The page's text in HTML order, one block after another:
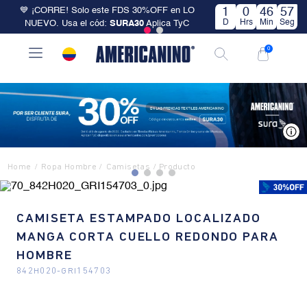
💙 ¡CORRE! Solo este FDS 30%OFF en LO
NUEVO. Usa el cód: SURA30 Aplica TyC
1
D
0
Hrs
46
Min
57
Seg
0
Ropa Hombre Camisetas
CAMISETA ESTAMPADO LOCALIZADO
MANGA CORTA CUELLO REDONDO PARA
HOMBRE
842H020- GRI154703